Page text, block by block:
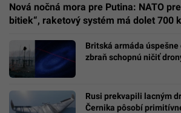
Nová nočná mora pre Putina: NATO
bitiek“, raketový systém má dolet 700
Britská armáda
zbraň schopnú ničiť
Rusi prekvapili lacným
Černika pôsobí